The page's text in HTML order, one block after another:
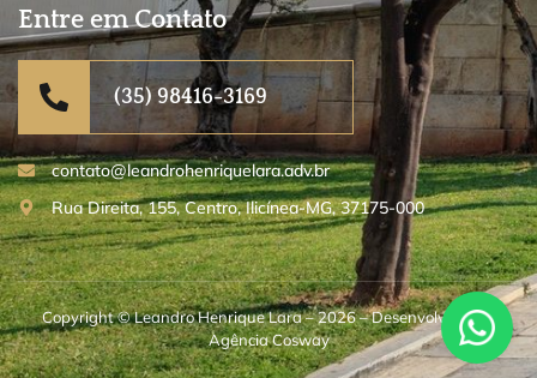
Entre em Contato
(35) 98416-3169
contato@leandrohenriquelara.adv.br
Rua Direita, 155, Centro, Ilicínea-MG, 37175-000
Copyright © Leandro Henrique Lara – 2026 – Desenvolvido por
Agência Cosway